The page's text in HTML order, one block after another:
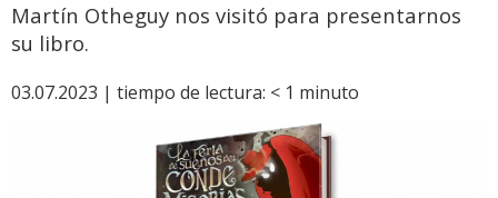
Martín Otheguy nos visitó para presentarnos
su libro.
03.07.2023 | tiempo de lectura: < 1 minuto